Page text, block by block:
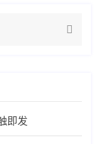
即发